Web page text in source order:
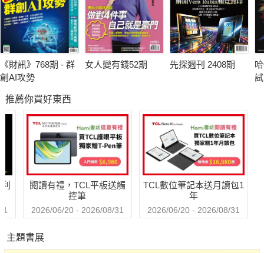
《財訊》768期 - 群
創AI攻勢
女人變有錢52期 先探週刊 2408期
推薦你買好東西
閱讀有禮，TCL平板送觸
控筆
2026/06/20 - 2026/08/31
TCL數位筆記本送月讀包1
年
2026/06/20 - 2026/08/31
主題書展